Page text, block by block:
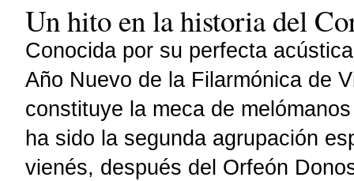
Un hito en la historia del
Conocida por su perfecta
Año Nuevo de la Filarmónica de
constituye la meca de
ha sido la segunda agrupación
vienés, después del Orfeón